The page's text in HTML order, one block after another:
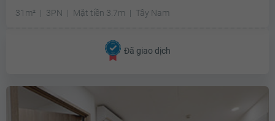
31m²
3PN Mặt tiền 3.7m Tây Nam
Đã giao dịch